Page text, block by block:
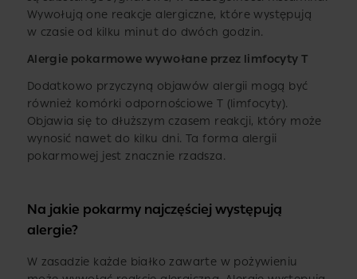
Wywołują one reakcje alergiczne, które występują
w czasie od kilku minut do dwóch godzin.
Alergie pokarmowe wywołane przez limfocyty T
Dodatkowo przyczyną objawów alergii mogą być
również komórki odpornościowe T (limfocyty).
Objawia się to dłuższym czasem reakcji, który może
wynosić nawet do kilku dni. Ta forma alergii
pokarmowej jest znacznie rzadsza.
Na jakie pokarmy najczęściej występują
alergie?
W zasadzie każde białko zawarte w pożywieniu